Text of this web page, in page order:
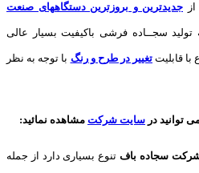
جدیدترین و بروزترین دستگاههای صنعت
سجــاده فرشی باکیفیت بسیار عالی
با قابلیت تغییر در طرح و رنگ با توجه به نظر
توانید در سایت شرکت مشاهده نمائید:
سجاده باف تنوع بسیاری دارد از جمله